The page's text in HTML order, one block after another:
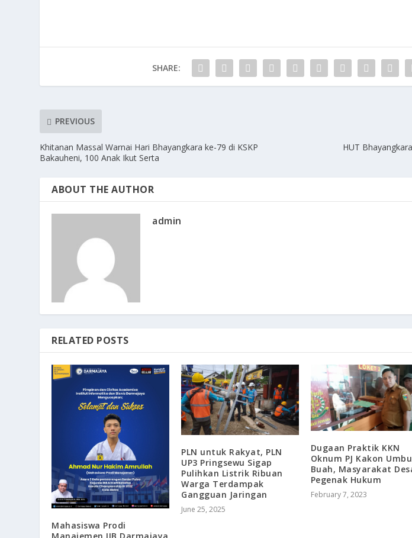
SHARE:
PREVIOUS
Khitanan Massal Warnai Hari Bhayangkara ke-79 di KSKP
Bakauheni, 100 Anak Ikut Serta
HUT
ABOUT THE AUTHOR
admin
RELATED POSTS
Mahasiswa Prodi
PLN untuk Rakyat, PLN
UP3 Pringsewu Sigap
Pulihkan Listrik Ribuan
Warga Terdampak
Gangguan Jaringan
June 25, 2025
Dugaan Praktik KKN
Oknum PJ Kakon
Buah, Masyarakat
Pegenak Hukum
February 7, 2023